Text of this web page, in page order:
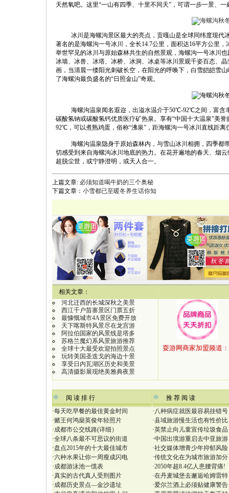
天然氧吧。这里“一山有四季、十里不同天”，可谓一步一景、
冰川是海螺沟景区最大的亮点，贡嘎山是全球同纬度现代
著名的是海螺沟一号冰川，全长14.7公里，面积达16平方公里
举世罕见的冰川与原始森林共生的自然景观，海螺沟一号冰川
冰墙、冰兽、冰塔、冰桥、冰洞、冰桌等冰川景观千姿百态、
画，当清晨一缕阳光刺破长空，在阳光的呼唤下，白雪皑皑雪
了海螺沟最负盛名的“日照金山”奇观。
海螺沟温泉闻名遐迩，出溢水温介于50℃-92℃之间，富含
碳酸氢钠或碳酸氢钙优质医疗矿热泉。享有“中国十大温泉”美
92℃，可以煮熟鸡蛋，俗称“沸泉”，距海螺沟一号冰川直线距
海螺沟温泉隐身于原始森林内，与雪山冰川相拥，四季
切感受到来自海螺沟冰川地底的热力。在花开遍地的春天、烟
超脱尘世，或宁静澄明，或天人合一。
上篇文章: 必须知道喝牛奶的三个奥秘
下篇文章： 小雪都已至暖冬养生话你知
相关文章：
河北迁西的长城深秋之美景
西江千户苗寨景区门票五折
最慷慨城市4A景区免费开放
天下喀斯特风景尽在龙宫游
阿拉伯国家的风景线是塔多
苏格兰魔幻系风景旅游推荐
全球十大最受欢迎拍照景点
玩转美国圣迭戈的海边十景
享受日内瓦湖区历史和美景
高清摄影展现绝美雅典夜景
阅 读 排 行
·每天吃早餐的最佳黄金时间
·赌王何鸿燊英俊年轻照片
·成都市公交线路(详细）
·全球八条最不可思议的街道
·盘点2015年的十大最佳城市
·六种水果让你一周瘦成闪电
·成都游泳池一缆表
·真实的古代真人受刑图片
·成都历史景点—金沙遗址
推 荐 阅 读
·八种病症就医最容易挂错号
·县域旅游慢生活也有性价比
·英禁止向儿童宣传垃圾食品
·中国出境游重启去中亚旅游
·社交媒体增青少年抑郁风险
·传统文化在为城市旅游加分
·2050年超8.4亿人患腰背痛!
·在丹麦城堡去邂逅哈姆雷特
·爱尔兰酒上必须贴健康警告